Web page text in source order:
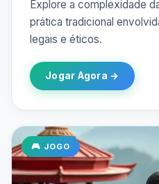
Explore a complexidade
prática tradicional
legais e éticos.
Jogar Agora →
🎮 JOGO